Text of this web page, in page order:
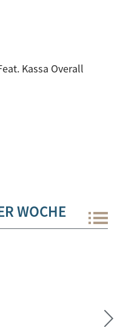
Kassa Overall
WOCHE